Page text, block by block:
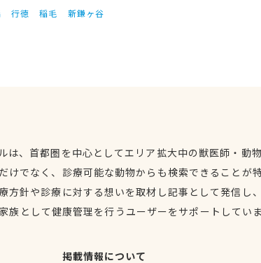
行徳 稲毛 新鎌ヶ谷
は、首都圏を中心としてエリア拡大中の獣医師・動
けでなく、診療可能な動物からも検索できることが
方針や診療に対する想いを取材し記事として発信し
族として健康管理を行うユーザーをサポートしてい
掲載情報について